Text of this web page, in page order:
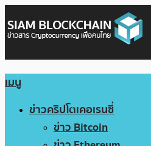
เมนู
ข่าวคริปโตเคอเรนซี่
ข่าว Bitcoin